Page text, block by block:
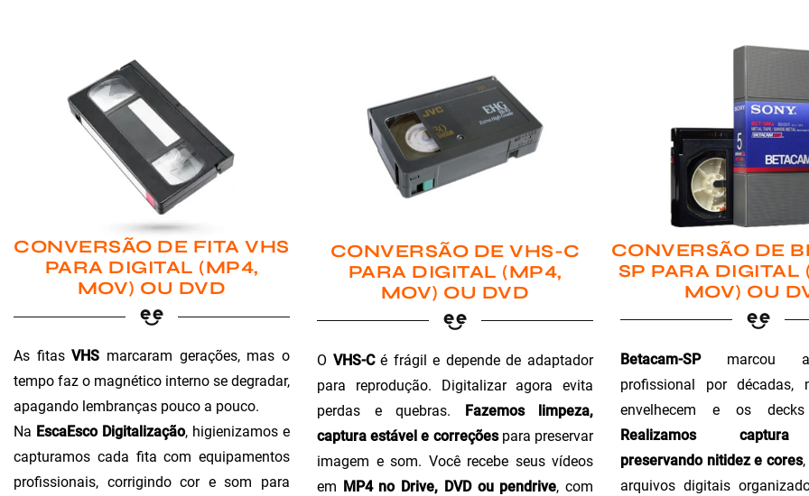
CONVERSÃO DE FITA VHS
PARA DIGITAL (MP4,
MOV) OU DVD
As fitasVHS marcaram gerações, mas o
tempo faz o magnético interno se degradar,
apagando lembranças pouco a pouco.
Na EscaEsco Digitalização, higienizamos e
capturamos cada fita com equipamentos
profissionais, corrigindo cor e som para
CONVERSÃO DE VHS-C
PARA DIGITAL (MP4,
MOV) OU DVD
O VHS-Cé frágil e depende de adaptador
para reprodução. Digitalizar agora evita
perdas e quebras. Fazemos limpeza,
captura estável e correçõespara preservar
imagem e som. Você recebe seus vídeos
em MP4 no Drive, DVD ou pendrive, com
CONVERSÃO DE
SP PARA DIGITAL
MOV) OU
Betacam-SPmarcou a
profissional por
envelhecem e os
Realizamos captura
preservando nitidez e cores
arquivos digitais